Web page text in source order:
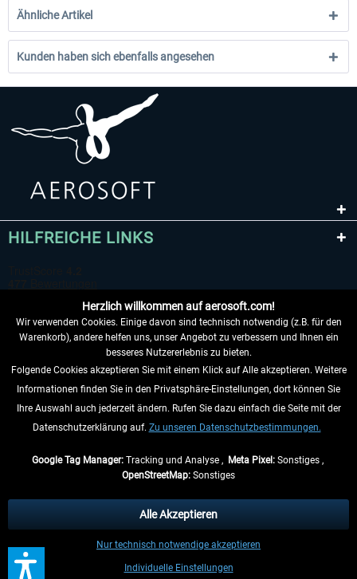
Ähnliche Artikel
Kunden haben sich ebenfalls angesehen
HILFREICHE LINKS
VERTRAG WIDERRUFEN
INFORMATIONEN
anders beschrieben.
** Gilt für Lieferungen innerhalb Deutschlands, Lieferzeiten für andere Länder
entnehmen Sie bitte denVersandinformationen
Herzlich willkommen auf aerosoft.com!
Wir verwenden Cookies. Einige davon sind technisch notwendig (z.B. für den
Warenkorb), andere helfen uns, unser Angebot zu verbessern und Ihnen ein
besseres Nutzererlebnis zu bieten.
Folgende Cookies akzeptieren Sie mit einem Klick auf Alle akzeptieren. Weitere
Informationen finden Sie in den Privatsphäre-Einstellungen, dort können Sie
Ihre Auswahl auch jederzeit ändern. Rufen Sie dazu einfach die Seite mit der
Datenschutzerklärung auf. Zu unseren Datenschutzbestimmungen.
Google Tag Manager:Tracking und Analyse , Meta Pixel:Sonstiges ,
OpenStreetMap: Sonstiges
Individuelle Einstellungen
Nur technisch notwendige akzeptieren
Alle Akzeptieren